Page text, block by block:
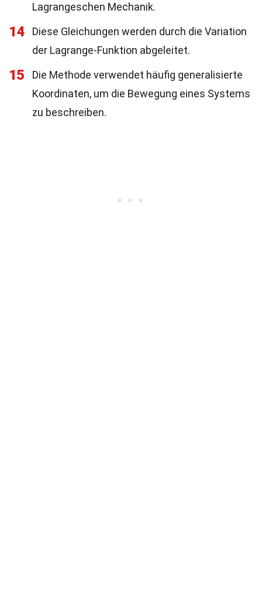
Lagrangeschen Mechanik.
14
Diese Gleichungen werden durch die Variation
der Lagrange-Funktion abgeleitet.
15
Die Methode verwendet häufig generalisierte
Koordinaten, um die Bewegung eines Systems
zu beschreiben.